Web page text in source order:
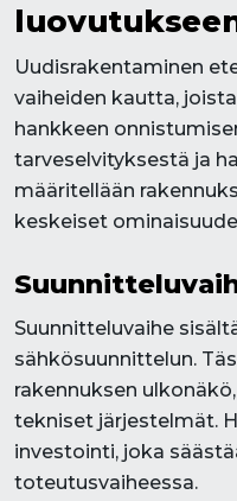
Uudisrakentaminen
vaiheiden kautta,
hankkeen
tarveselvityksestä ja
määritellään
keskeiset
Suunnitteluvaihe
sähkösuunnittelun.
rakennuksen
tekniset järjestelmät.
investointi, joka
toteutusvaiheessa.